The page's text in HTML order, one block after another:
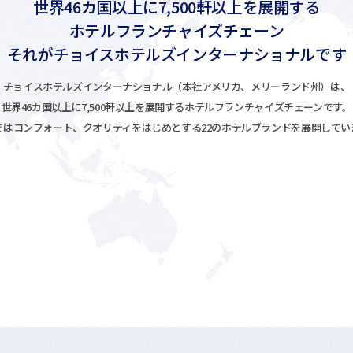
世界46カ国以上に7,500軒以上を展開する
ホテルフランチャイズチェーン
それがチョイスホテルズインターナショナルです
チョイスホテルズインターナショナル（本社アメリカ、メリーランド州）は、
世界46カ国以上に7,500軒以上を展開するホテルフランチャイズチェーンです。
はコンフォート、クオリティをはじめとする22のホテルブランドを展開してい